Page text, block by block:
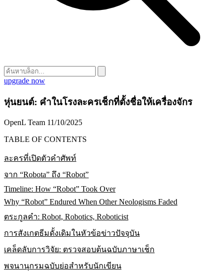
upgrade now
หุ่นยนต์: คำในโรงละครเช็กที่ตั้งชื่อให้เครื่องจักร
OpenL Team 11/10/2025
TABLE OF CONTENTS
ละครที่เปิดตัวคำศัพท์
จาก “Robota” ถึง “Robot”
Timeline: How “Robot” Took Over
Why “Robot” Endured When Other Neologisms Faded
ตระกูลคำ: Robot, Robotics, Roboticist
การสังเกตธีมดั้งเดิมในหัวข้อข่าวปัจจุบัน
เคล็ดลับการวิจัย: ตรวจสอบต้นฉบับภาษาเช็ก
พจนานุกรมฉบับย่อสำหรับนักเขียน